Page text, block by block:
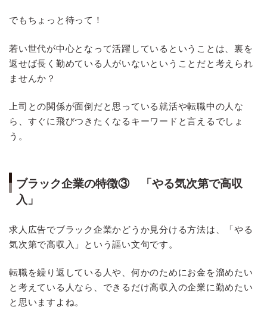
でもちょっと待って！
若い世代が中心となって活躍しているということは、裏を
返せば長く勤めている人がいないということだと考えられ
ませんか？
上司との関係が面倒だと思っている就活や転職中の人な
ら、すぐに飛びつきたくなるキーワードと言えるでしょ
う。
ブラック企業の特徴③ 「やる気次第で高収
入」
求人広告でブラック企業かどうか見分ける方法は、「やる
気次第で高収入」という謳い文句です。
転職を繰り返している人や、何かのためにお金を溜めたい
と考えている人なら、できるだけ高収入の企業に勤めたい
と思いますよね。